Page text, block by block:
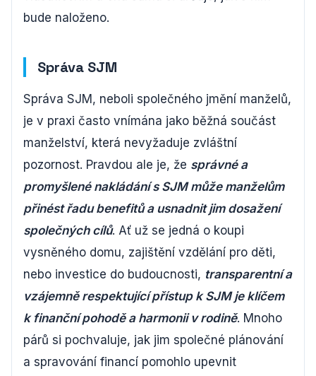
bude naloženo.
Správa SJM
Správa SJM, neboli společného jmění manželů,
je v praxi často vnímána jako běžná součást
manželství, která nevyžaduje zvláštní
pozornost. Pravdou ale je, že správné a
promyšlené nakládání s SJM může manželům
přinést řadu benefitů a usnadnit jim dosažení
společných cílů. Ať už se jedná o koupi
vysněného domu, zajištění vzdělání pro děti,
nebo investice do budoucnosti, transparentní a
vzájemně respektující přístup k SJM je klíčem
k finanční pohodě a harmonii v rodině. Mnoho
párů si pochvaluje, jak jim společné plánování
a spravování financí pomohlo upevnit